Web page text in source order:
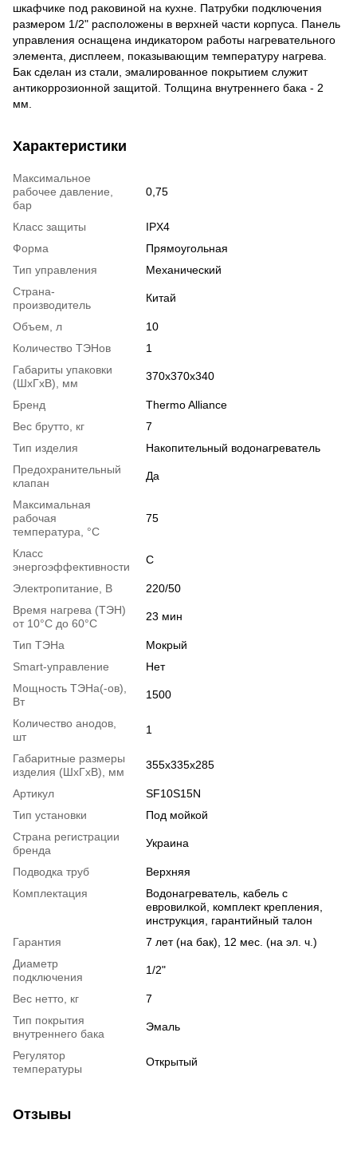
шкафчике под раковиной на кухне. Патрубки подключения
размером 1/2" расположены в верхней части корпуса. Панель
управления оснащена индикатором работы нагревательного
элемента, дисплеем, показывающим температуру нагрева.
Бак сделан из стали, эмалированное покрытием служит
антикоррозионной защитой. Толщина внутреннего бака - 2
мм.
Характеристики
Максимальное
рабочее давление,
бар
0,75
Класс защиты
IPX4
Форма
Прямоугольная
Тип управления
Механический
Страна-
производитель
Китай
Объем, л
10
Количество ТЭНов
1
Габариты упаковки
(ШхГхВ), мм
370х370х340
Бренд
Thermo Alliance
Вес брутто, кг
7
Тип изделия
Накопительный водонагреватель
Предохранительный
клапан
Да
Максимальная
рабочая
температура, °С
75
Класс
энергоэффективности
C
Электропитание, В
220/50
Время нагрева (ТЭН)
от 10°C до 60°C
23 мин
Тип ТЭНа
Мокрый
Smart-управление
Нет
Мощность ТЭНа(-ов),
Вт
1500
Количество анодов,
шт
1
Габаритные размеры
изделия (ШхГхВ), мм
355х335х285
Артикул
SF10S15N
Тип установки
Под мойкой
Страна регистрации
бренда
Украина
Подводка труб
Верхняя
Комплектация
Водонагреватель, кабель с
евровилкой, комплект крепления,
инструкция, гарантийный талон
Гарантия
7 лет (на бак), 12 мес. (на эл. ч.)
Диаметр
подключения
1/2"
Вес нетто, кг
7
Тип покрытия
внутреннего бака
Эмаль
Регулятор
температуры
Открытый
Отзывы